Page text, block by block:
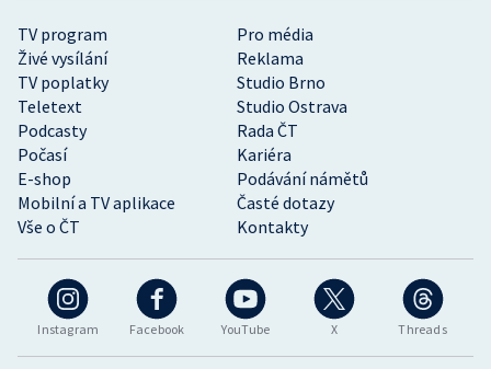
Instagram Facebook YouTube X Threads
TV program
Pro média
Živé vysílání
Reklama
TV poplatky
Studio Brno
Teletext
Studio Ostrava
Podcasty
Rada ČT
Počasí
Kariéra
E-shop
Podávání námětů
Mobilní a TV aplikace
Časté dotazy
Vše o ČT
Kontakty